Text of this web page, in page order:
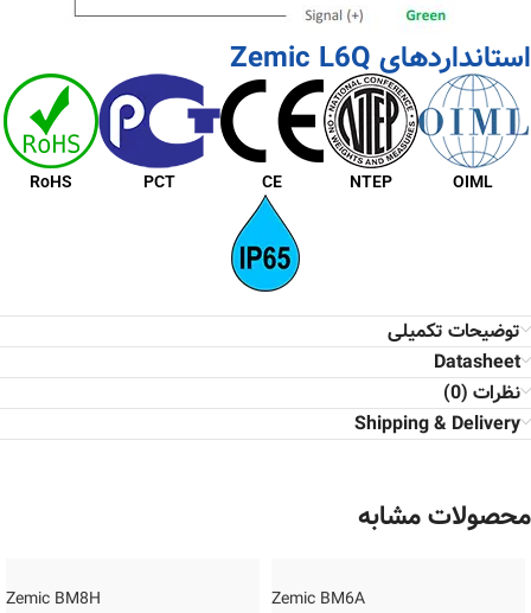
استانداردهای Zemic L6Q
OIML
NTEP
CE
PCT
RoHS
توضیحات تکمیلی
Datasheet
نظرات (0)
Shipping & Delivery
محصولات مشابه
Zemic BM6A
Zemic BM8H